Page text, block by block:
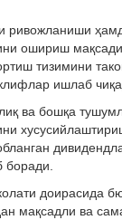
ривожланиши
ошириш
тизимини
ишлаб
ва бошқа
боради.
доирасида
мақсадли ва